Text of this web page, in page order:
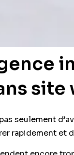
site
seulement
rapidement